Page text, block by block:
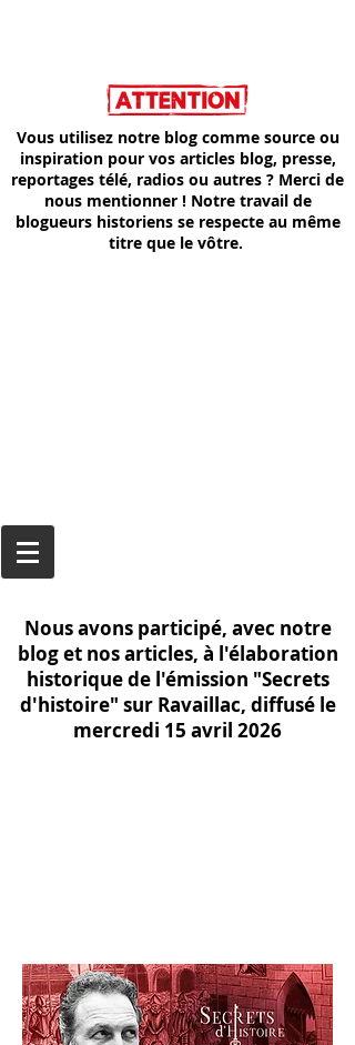
Vous utilisez notre blog comme source ou
inspiration pour vos articles blog, presse,
reportages télé, radios ou autres ? Merci de
nous mentionner ! Notre travail de
blogueurs historiens se respecte au même
titre que le vôtre.
Nous avons participé, avec notre
blog et nos articles, à l'élaboration
historique de l'émission "Secrets
d'histoire" sur Ravaillac, diffusé le
mercredi 15 avril 2026